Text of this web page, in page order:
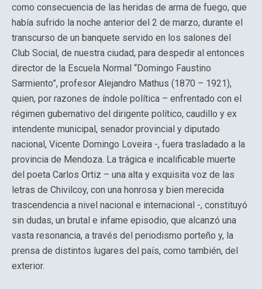
como consecuencia de las heridas de arma de fuego, que
había sufrido la noche anterior del 2 de marzo, durante el
transcurso de un banquete servido en los salones del
Club Social, de nuestra ciudad, para despedir al entonces
director de la Escuela Normal “Domingo Faustino
Sarmiento”, profesor Alejandro Mathus (1870 – 1921),
quien, por razones de índole política – enfrentado con el
régimen gubernativo del dirigente político, caudillo y ex
intendente municipal, senador provincial y diputado
nacional, Vicente Domingo Loveira -, fuera trasladado a la
provincia de Mendoza. La trágica e incalificable muerte
del poeta Carlos Ortiz – una alta y exquisita voz de las
letras de Chivilcoy, con una honrosa y bien merecida
trascendencia a nivel nacional e internacional -, constituyó
sin dudas, un brutal e infame episodio, que alcanzó una
vasta resonancia, a través del periodismo porteño y, la
prensa de distintos lugares del país, como también, del
exterior.